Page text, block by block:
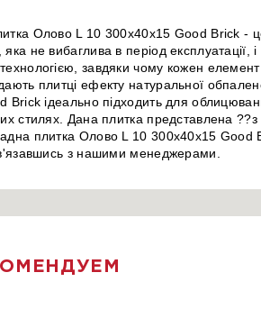
Олово L 10 300х40х15 Good Brick -
не вибаглива в період експлуатації,
завдяки чому кожен елемент
плитці ефекту натуральної
Brick ідеально підходить для
стилях. Дана плитка представлена
плитка Олово L 10 300х40х15 Good
з нашими менеджерами.